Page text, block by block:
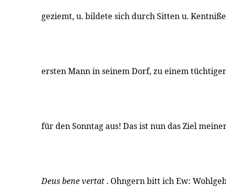
geziemt, u. bildete sich durch Sitten u.
ersten Mann in seinem Dorf, zu einem
für den Sonntag aus! Das ist nun das Ziel
Deus bene vertat . Ohngern bitt ich Ew: